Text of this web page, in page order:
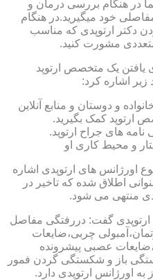
در هنگام بررسی درمان و
خود میگیرید.در هنگام
دکتر ارتوپدی که مناسب
مشورت کنید.
یافتن یک متخصص ارتوپد
زیر اشاره کرد:
و دوستان و منابع آنلاین
ارتوپد کمک بگیرید.
های جراح ارتوپد.
و محیط کاری او
اورژانس های ارتوپدی اشاره
اطلاق شده که تاخیر در
منتهی می شود.
گفت: دررفتگی مفاصل
چربی،ضایعات
عصبی پیشرونده
باز و شکستگی گردن فمور
به اورژانس ارتوپدی دارد.